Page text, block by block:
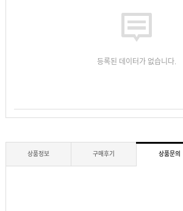
등록된 데이터가 없습니다.
상품정보 구매후기 상품문의